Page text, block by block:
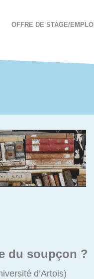
OFFRE DE STAGE/EMPLOI
du soupçon ?
d’Artois)